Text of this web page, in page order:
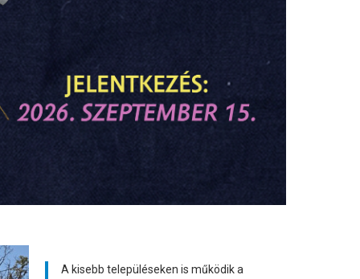
A kisebb településeken is működik a